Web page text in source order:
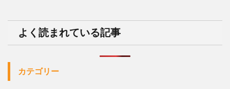
よく読まれている記事
カテゴリー